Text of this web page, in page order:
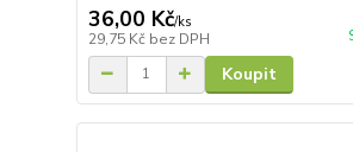
36,00 Kč/ks
29,75 Kč bez DPH
Koupit